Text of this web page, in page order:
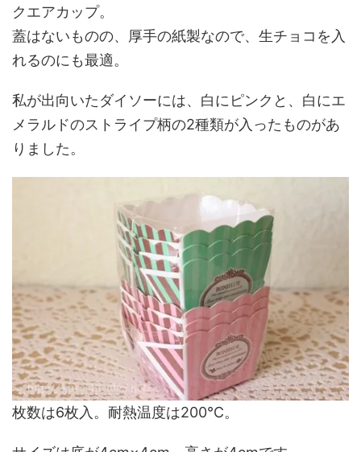
クエアカップ。
蓋はないものの、厚手の紙製なので、生チョコを入
れるのにも最適。
私が出向いたダイソーには、白にピンクと、白にエ
メラルドのストライプ柄の2種類が入ったものがあ
りました。
枚数は6枚入。耐熱温度は200℃。